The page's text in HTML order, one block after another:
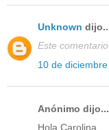
Unknown
Este
10 de
Anónimo dijo...
Hola Carolina,